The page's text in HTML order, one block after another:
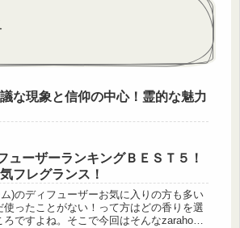
な現象と信仰の中心！霊的な魅力
ューザーランキングＢＥＳＴ５！
フレグランス！
)のディフューザーお気に入りの方も多い
使ったことがない！って方はどの香りを選
ですよね。そこで今回はそんなzarahome